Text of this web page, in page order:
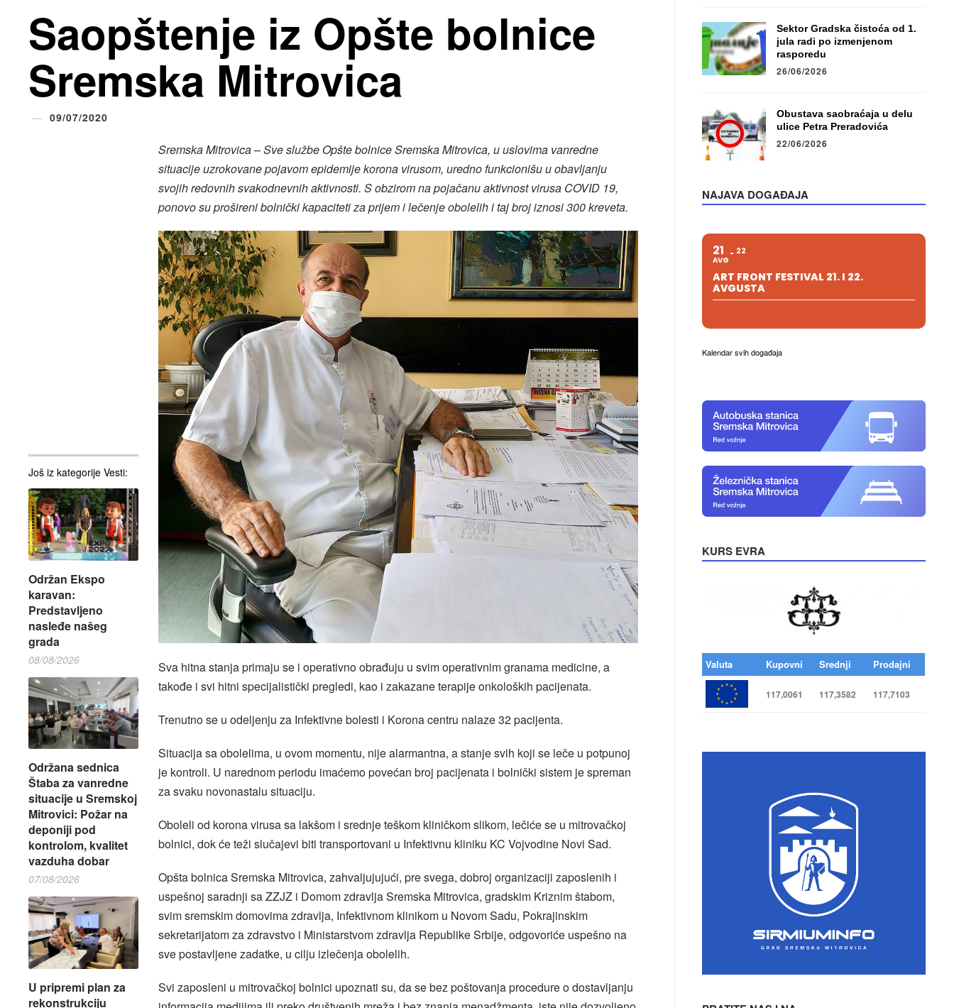
Saopštenje iz Opšte bolnice
Sremska Mitrovica
09/07/2020
Još iz kategorije Vesti:
Održan Ekspo
karavan:
Predstavljeno
nasleđe našeg
grada
08/08/2026
Održana sednica
Štaba za vanredne
situacije u Sremskoj
Mitrovici: Požar na
deponiji pod
kontrolom, kvalitet
vazduha dobar
07/08/2026
U pripremi plan za
rekonstrukciju
Sremska Mitrovica – Sve službe Opšte bolnice Sremska Mitrovica, u uslovima vanredne
situacije uzrokovane pojavom epidemije korona virusom, uredno funkcionišu u obavljanju
svojih redovnih svakodnevnih aktivnosti. S obzirom na pojačanu aktivnost virusa COVID 19,
ponovo su prošireni bolnički kapaciteti za prijem i lečenje obolelih i taj broj iznosi 300 kreveta.
Sva hitna stanja primaju se i operativno obrađuju u svim operativnim granama medicine, a
takođe i svi hitni specijalistički pregledi, kao i zakazane terapije onkoloških pacijenata.
Trenutno se u odeljenju za Infektivne bolesti i Korona centru nalaze 32 pacijenta.
Situacija sa obolelima, u ovom momentu, nije alarmantna, a stanje svih koji se leče u potpunoj
je kontroli. U narednom periodu imaćemo povećan broj pacijenata i bolnički sistem je spreman
za svaku novonastalu situaciju.
Oboleli od korona virusa sa lakšom i srednje teškom kliničkom slikom, lečiće se u mitrovačkoj
bolnici, dok će teži slučajevi biti transportovani u Infektivnu kliniku KC Vojvodine Novi Sad.
Opšta bolnica Sremska Mitrovica, zahvaljujujući, pre svega, dobroj organizaciji zaposlenih i
uspešnoj saradnji sa ZZJZ i Domom zdravlja Sremska Mitrovica, gradskim Kriznim štabom,
svim sremskim domovima zdravlja, Infektivnom klinikom u Novom Sadu, Pokrajinskim
sekretarijatom za zdravstvo i Ministarstvom zdravlja Republike Srbije, odgovoriće uspešno na
sve postavljene zadatke, u cilju izlečenja obolelih.
Svi zaposleni u mitrovačkoj bolnici upoznati su, da se bez poštovanja procedure o dostavljanju
Sektor Gradska čistoća od 1.
jula radi po izmenjenom
rasporedu
26/06/2026
Obustava saobraćaja u delu
ulice Petra Preradovića
22/06/2026
NAJAVA DOGAĐAJA
21
AVG
22
ART FRONT FESTIVAL 21. I 22.
AVGUSTA
Kalendar svih događaja
KURS EVRA
Valuta Kupovni Srednji Prodajni
117,0061 117,3582 117,7103